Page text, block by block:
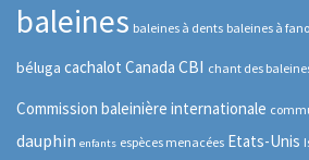
baleines baleines à dents baleines à
béluga cachalot Canada CBI chant des
Commission baleinière internationale
dauphin enfants espèces menacées Etats-Unis